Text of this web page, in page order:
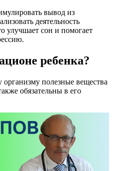
вывод из
деятельность
улучшает сон и помогает
ребенка?
полезные вещества
обязательны в его